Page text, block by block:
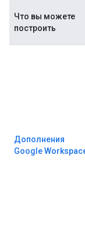
Что вы можете
построить
Дополнения
Google